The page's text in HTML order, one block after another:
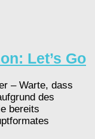
Let’s Go
– Warte, dass
des
bereits